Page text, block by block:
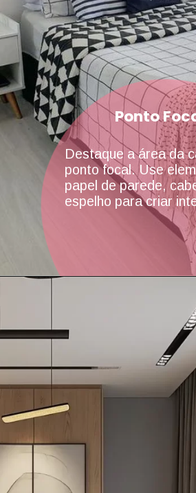
Destaque a área da
ponto focal. Use
papel de parede,
espelho para criar
Ponto